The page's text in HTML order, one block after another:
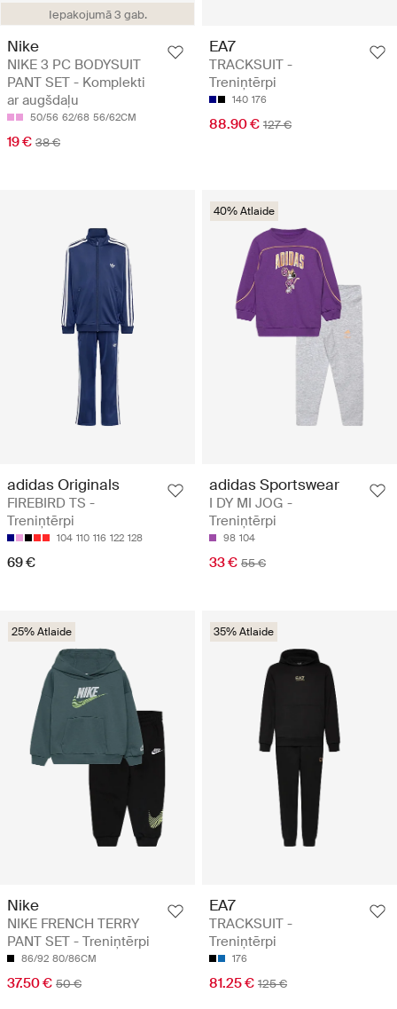
Iepakojumā 3 gab.
Nike
NIKE 3 PC BODYSUIT
PANT SET - Komplekti
ar augšdaļu
50/56 62/68 56/62CM
19 € 38 €
EA7
TRACKSUIT -
Treniņtērpi
140 176
88.90 € 127 €
adidas Originals
FIREBIRD TS -
Treniņtērpi
104 110 116 122 128
69 €
40% Atlaide
adidas Sportswear
I DY MI JOG -
Treniņtērpi
98 104
33 € 55 €
25% Atlaide
Nike
NIKE FRENCH TERRY
PANT SET - Treniņtērpi
86/92 80/86CM
37.50 € 50 €
35% Atlaide
EA7
TRACKSUIT -
Treniņtērpi
176
81.25 € 125 €